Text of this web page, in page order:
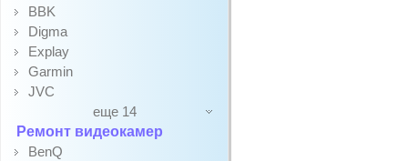
BBK
Digma
Explay
Garmin
JVC
еще 14
Ремонт видеокамер
BenQ